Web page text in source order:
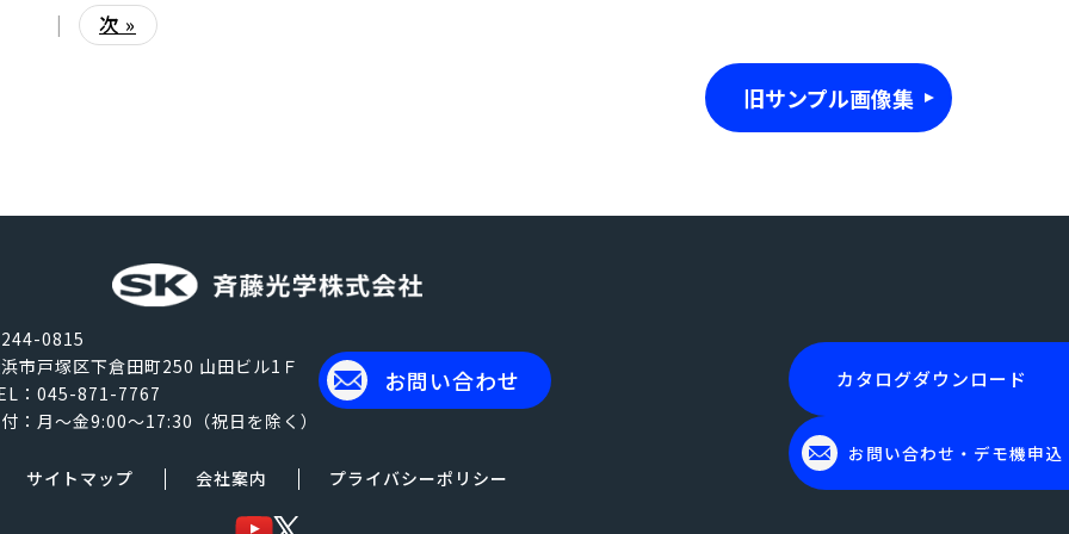
| 次 »
旧サンプル画像集
244-0815
市戸塚区下倉田町250 山田ビル1Ｆ
：045-871-7767
：月～金9:00～17:30（祝日を除く）
お問い合わせ
サイトマップ 会社案内 プライバシーポリシー
カタログダウンロード
お問い合わせ・デモ機申込